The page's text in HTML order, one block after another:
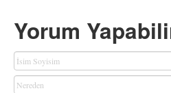
Yorum